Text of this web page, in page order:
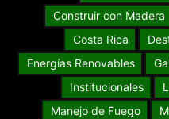
Construir con Madera
Costa Rica
Energías Renovables
Institucionales
Manejo de Fuego